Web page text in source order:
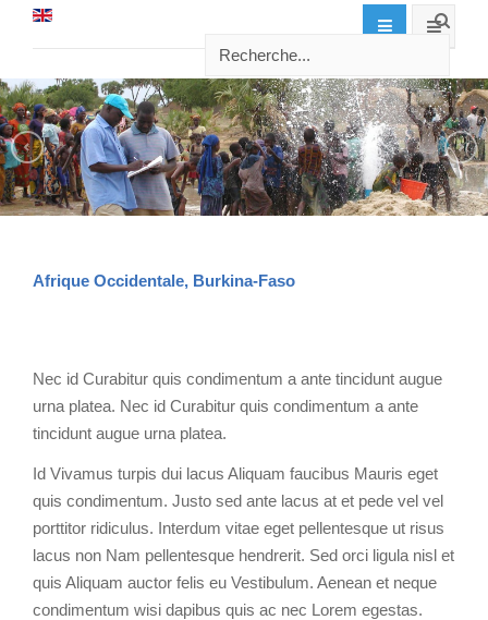
Afrique Occidentale, Burkina-Faso
Nec id Curabitur quis condimentum a ante tincidunt augue
urna platea. Nec id Curabitur quis condimentum a ante
tincidunt augue urna platea.
Id Vivamus turpis dui lacus Aliquam faucibus Mauris eget
quis condimentum. Justo sed ante lacus at et pede vel vel
porttitor ridiculus. Interdum vitae eget pellentesque ut risus
lacus non Nam pellentesque hendrerit. Sed orci ligula nisl et
quis Aliquam auctor felis eu Vestibulum. Aenean et neque
condimentum wisi dapibus quis ac nec Lorem egestas.